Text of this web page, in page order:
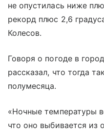
не опустилась ниже
рекорд плюс 2,6
Колесов.
Говоря о погоде в
рассказал, что тогда
полумесяца.
«Ночные температуры
что оно выбивается из